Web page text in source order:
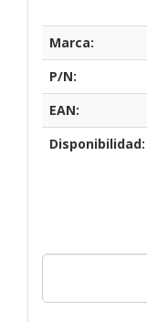
Marca:
P/N:
EAN:
Disponibilidad: